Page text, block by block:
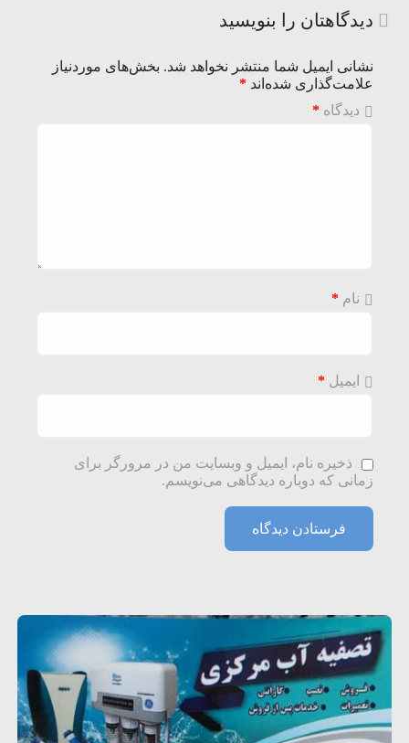
دیدگاهتان را بنویسید
نشانی ایمیل شما منتشر نخواهد شد. بخش‌های موردنیاز
علامت‌گذاری شده‌اند *
دیدگاه *
نام *
ایمیل *
ذخیره نام، ایمیل و وبسایت من در مرورگر برای
زمانی که دوباره دیدگاهی می‌نویسم.